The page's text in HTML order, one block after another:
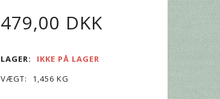
479,00 DKK
LAGER:
IKKE PÅ LAGER
VÆGT:
1,456 KG